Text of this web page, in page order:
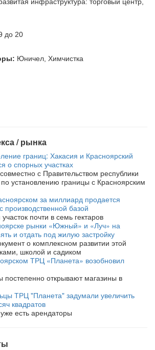
до 20
Юничел, Химчистка
/ рынка
границ: Хакасия и Красноярский
о спорных участках
с Правительством республики
установлению границы с Красноярским
за миллиард продается
производственной базой
почти в семь гектаров
рынки «Южный» и «Луч» на
и отдать под жилую застройку
о комплексном развитии этой
школой и садиком
ТРЦ «Планета» возобновил
открывают магазины в
ТРЦ "Планета" задумали увеличить
квадратов
есть арендаторы